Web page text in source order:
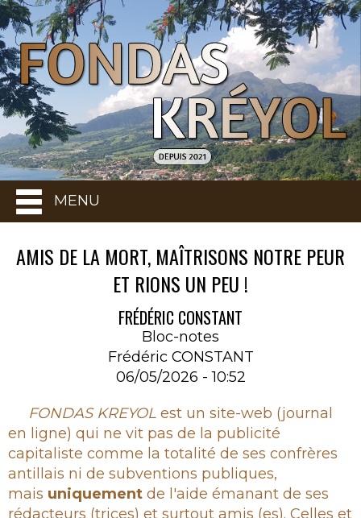
MENU
AMIS DE LA MORT, MAÎTRISONS NOTRE PEUR
ET RIONS UN PEU !
FRÉDÉRIC CONSTANT
Bloc-notes
Frédéric CONSTANT
06/05/2026 - 10:52
Rubrique
FONDAS KREYOL est un site-web (journal
en ligne) qui ne vit pas de la publicité
capitaliste comme la totalité de ses confrères
antillais ni de subventions publiques,
mais uniquement de l'aide émanant de ses
rédacteurs (trices) et surtout amis (es). Celles et